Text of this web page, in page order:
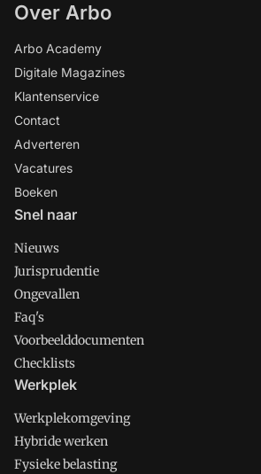
Over Arbo
Arbo Academy
Digitale Magazines
Klantenservice
Contact
Adverteren
Vacatures
Boeken
Snel naar
Nieuws
Jurisprudentie
Ongevallen
Faq's
Voorbeelddocumenten
Checklists
Werkplek
Werkplekomgeving
Hybride werken
Fysieke belasting